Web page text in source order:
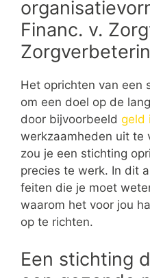
Financ. v.
Het oprichten van een
om een doel op de
door bijvoorbeeld geld
werkzaamheden uit te
zou je een stichting
precies te werk. In dit
feiten die je moet
waarom het voor jou
op te richten.
Een stichting